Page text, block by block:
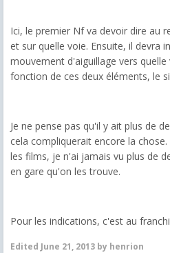
Ici, le premier Nf va devoir dire au
et sur quelle voie. Ensuite, il devra
mouvement d'aiguillage vers quelle
fonction de ces deux éléments, le
Je ne pense pas qu'il y ait plus de
cela compliquerait encore la
les films, je n'ai jamais vu plus de
en gare qu'on les trouve.
Pour les indications, c'est au
Edited June 21, 2013 by henrion